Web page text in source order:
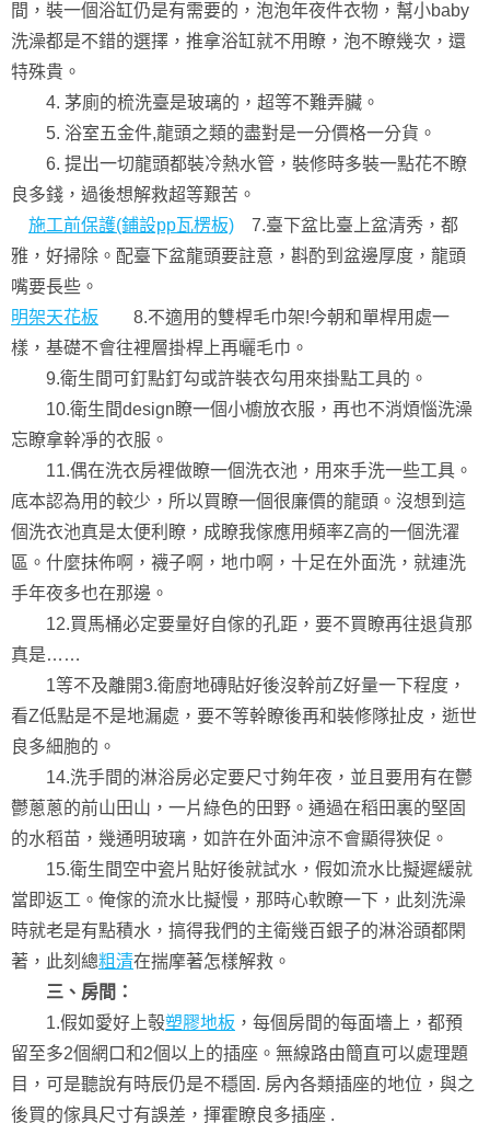
間，裝一個浴缸仍是有需要的，泡泡年夜件衣物，幫小baby
洗澡都是不錯的選擇，推拿浴缸就不用瞭，泡不瞭幾次，還
特殊貴。
4. 茅廁的梳洗臺是玻璃的，超等不難弄臟。
5. 浴室五金件,龍頭之類的盡對是一分價格一分貨。
6. 提出一切龍頭都裝冷熱水管，裝修時多裝一點花不瞭
良多錢，過後想解救超等艱苦。
施工前保護(鋪設pp瓦楞板) 7.臺下盆比臺上盆清秀，都
雅，好掃除。配臺下盆龍頭要註意，斟酌到盆邊厚度，龍頭
嘴要長些。
明架天花板 8.不適用的雙桿毛巾架!今朝和單桿用處一
樣，基礎不會往裡層掛桿上再曬毛巾。
9.衛生間可釘點釘勾或許裝衣勾用來掛點工具的。
10.衛生間design瞭一個小櫥放衣服，再也不消煩惱洗澡
忘瞭拿幹凈的衣服。
11.偶在洗衣房裡做瞭一個洗衣池，用來手洗一些工具。
底本認為用的較少，所以買瞭一個很廉價的龍頭。沒想到這
個洗衣池真是太便利瞭，成瞭我傢應用頻率Z高的一個洗濯
區。什麼抹佈啊，襪子啊，地巾啊，十足在外面洗，就連洗
手年夜多也在那邊。
12.買馬桶必定要量好自傢的孔距，要不買瞭再往退貨那
真是……
1等不及離開3.衛廚地磚貼好後沒幹前Z好量一下程度，
看Z低點是不是地漏處，要不等幹瞭後再和裝修隊扯皮，逝世
良多細胞的。
14.洗手間的淋浴房必定要尺寸夠年夜，並且要用有在鬱
鬱蔥蔥的前山田山，一片綠色的田野。通過在稻田裏的堅固
的水稻苗，幾通明玻璃，如許在外面沖涼不會顯得狹促。
15.衛生間空中瓷片貼好後就試水，假如流水比擬遲緩就
當即返工。俺傢的流水比擬慢，那時心軟瞭一下，此刻洗澡
時就老是有點積水，搞得我們的主衛幾百銀子的淋浴頭都閑
著，此刻總粗清在揣摩著怎樣解救。
三、房間：
1.假如愛好上彀塑膠地板 ，每個房間的每面墻上，都預
留至多2個網口和2個以上的插座。無線路由簡直可以處理題
目，可是聽說有時辰仍是不穩固. 房內各類插座的地位，與之
後買的傢具尺寸有誤差，揮霍瞭良多插座 .